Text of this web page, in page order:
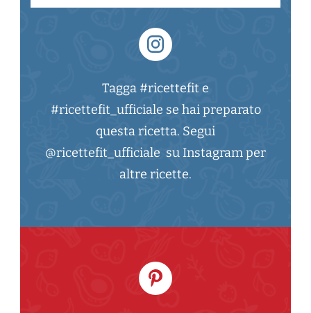
Tagga #ricettefit e
#ricettefit_ufficiale se hai preparato
questa ricetta. Segui
@ricettefit_ufficiale su Instagram per
altre ricette.